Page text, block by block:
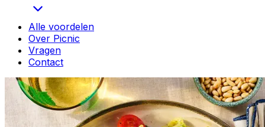
Alle voordelen
Over Picnic
Vragen
Contact